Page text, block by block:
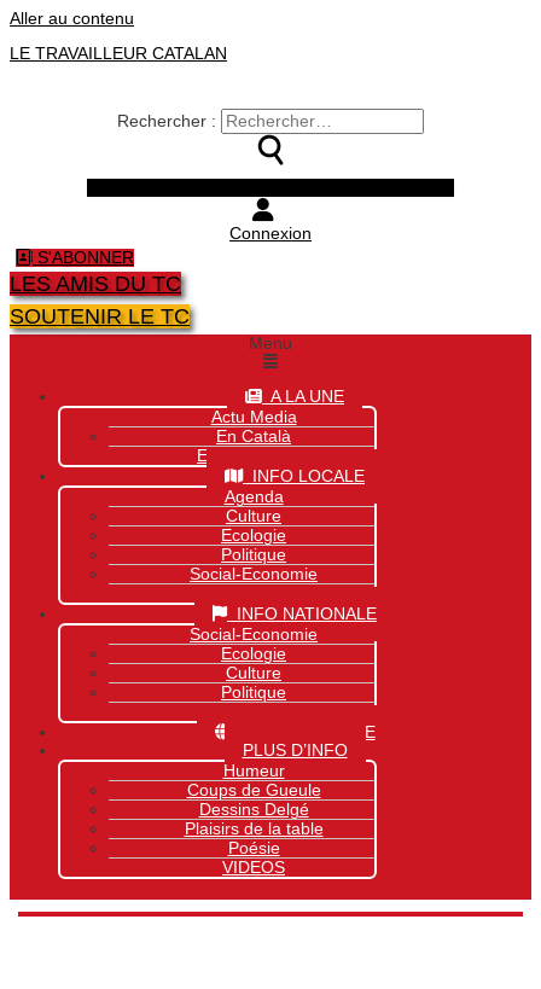
Aller au contenu
LE TRAVAILLEUR CATALAN
Rechercher :
Connexion
S'ABONNER
LES AMIS DU TC
SOUTENIR LE TC
Menu
A LA UNE
Actu Media
En Català
Exclusivité Site
INFO LOCALE
Agenda
Culture
Ecologie
Politique
Social-Economie
INFO NATIONALE
Social-Economie
Ecologie
Culture
Politique
INFO MONDIALE
PLUS D’INFO
Humeur
Coups de Gueule
Dessins Delgé
Plaisirs de la table
Poésie
VIDEOS